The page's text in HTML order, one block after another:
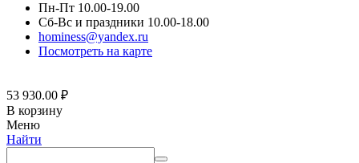
Пн-Пт 10.00-19.00
Сб-Вс и праздники 10.00-18.00
hominess@yandex.ru
Посмотреть на карте
53 930.00 ₽
В корзину
Меню
Найти